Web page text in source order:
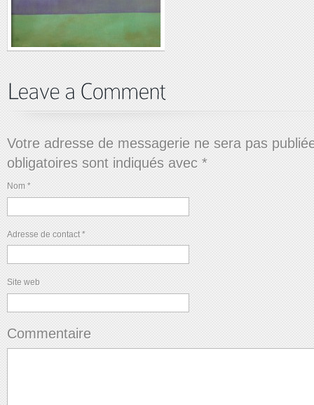
Votre adresse de messagerie ne sera pas
obligatoires sont indiqués avec *
Nom *
Adresse de contact *
Site web
Commentaire